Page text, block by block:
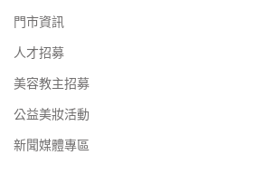
門市資訊
人才招募
美容教主招募
公益美妝活動
新聞媒體專區